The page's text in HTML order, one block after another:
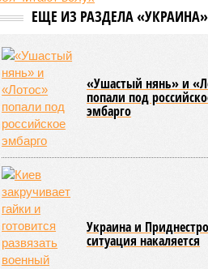
10:33
Аргентина и Мексика
Инфантино после его промаха
10:28
Крупнейшие финансовые
компании США на Уолл-стрит
подверглись массированной
кибератаке
ЕЩЕ ИЗ РАЗДЕЛА «УКРАИНА»
«Ушастый нянь» и
попали под
эмбарго
Украина и
ситуация накаляется